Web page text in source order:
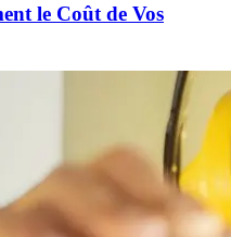
le Coût de Vos